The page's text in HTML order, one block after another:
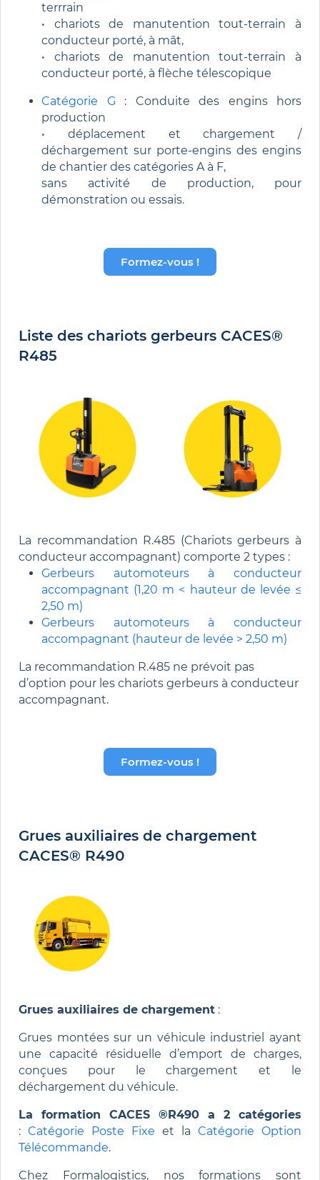
terrrain
• chariots de manutention tout-terrain à
conducteur porté, à mât,
• chariots de manutention tout-terrain à
conducteur porté, à flèche télescopique
Catégorie G : Conduite des engins hors
production
• déplacement et chargement /
déchargement sur porte-engins des engins
de chantier des catégories A à F,
sans activité de production, pour
démonstration ou essais.
Formez-vous !
Liste des chariots gerbeurs CACES®
R485
La recommandation R.485 (Chariots gerbeurs à
conducteur accompagnant) comporte 2 types :
Gerbeurs automoteurs à conducteur
accompagnant (1,20 m < hauteur de levée ≤
2,50 m)
Gerbeurs automoteurs à conducteur
accompagnant (hauteur de levée > 2,50 m)
La recommandation R.485 ne prévoit pas
d’option pour les chariots gerbeurs à conducteur
accompagnant.
Formez-vous !
Grues auxiliaires de chargement
CACES® R490
Grues auxiliaires de chargement :
Grues montées sur un véhicule industriel ayant
une capacité résiduelle d’emport de charges,
conçues pour le chargement et le
déchargement du véhicule.
La formation CACES ®R490 a 2 catégories
: Catégorie Poste Fixe et la Catégorie Option
Télécommande.
Chez Formalogistics, nos formations sont